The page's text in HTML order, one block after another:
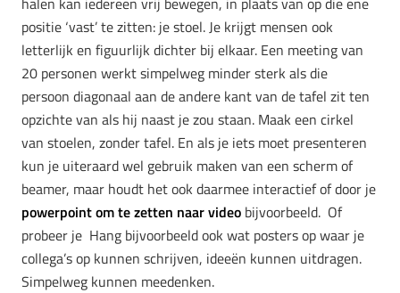
positie ‘vast’ te zitten: je stoel. Je krijgt mensen ook
letterlijk en figuurlijk dichter bij elkaar. Een meeting van
20 personen werkt simpelweg minder sterk als die
persoon diagonaal aan de andere kant van de tafel zit ten
opzichte van als hij naast je zou staan. Maak een cirkel
van stoelen, zonder tafel. En als je iets moet presenteren
kun je uiteraard wel gebruik maken van een scherm of
beamer, maar houdt het ook daarmee interactief of door je
powerpoint om te zetten naar video bijvoorbeeld. Of
probeer je Hang bijvoorbeeld ook wat posters op waar je
collega’s op kunnen schrijven, ideeën kunnen uitdragen.
Simpelweg kunnen meedenken.